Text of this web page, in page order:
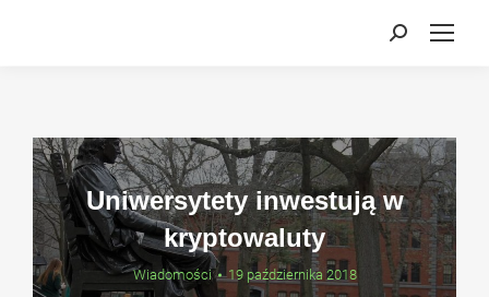
Search:
Uniwersytety inwestują w
kryptowaluty
Wiadomości 19 października 2018